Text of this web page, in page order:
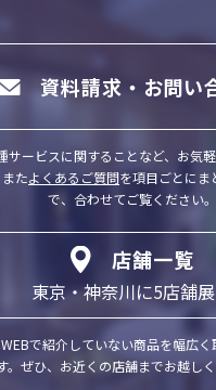
令に基づく場合
の生命、身体又は財産の
要がある場合であって、ご
公衆衛生の向上又は児童の
のために特に必要がある
ご本人様の同意を得ること
国の機関もしくは地方公共
託を受けた者が法令の定め
ることに対して協力する必
って、ご本人様の同意を
当該事務の遂行に支障を
る場合
資料請求・お問い
サービスに関することなど、お気
またよくあるご質問を項目ごとにま
で、合わせてご覧ください。
店舗一覧
東京・神奈川に5店舗
で紹介していない商品を幅広く
。ぜひ、お近くの店舗までお越しく